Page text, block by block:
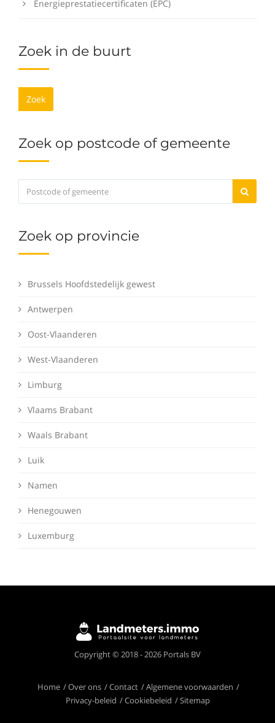
Deze website maakt gebruik van cookies om
ervoor te zorgen dat je de beste ervaring op
Ik begrijp het!
Energieprestatiecertificaten (EPC)
Zoek in de buurt
Zoek
Zoek op postcode of gemeente
Zoek op provincie
Brussels Hoofdstedelijk gewest
Antwerpen
Oost-Vlaanderen
West-Vlaanderen
Limburg
Vlaams Brabant
Waals Brabant
Luik
Namen
Henegouwen
Luxemburg
Copyright © 2018 - 2026 Portals BV
Home Over ons Contact
Algemene voorwaarden
Privacy-beleid
Cookiebeleid Sitemap